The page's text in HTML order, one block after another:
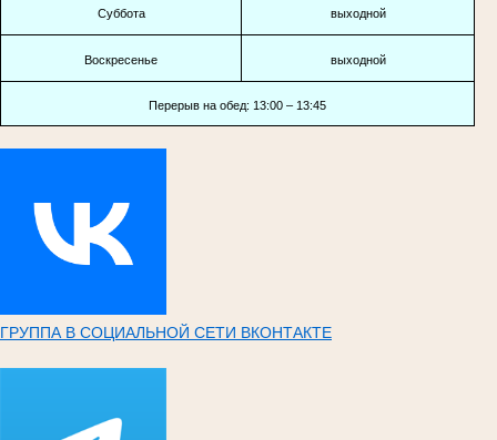
Суббота выходной
Воскресенье выходной
Перерыв на обед: 13:00 – 13:45
ГРУППА В СОЦИАЛЬНОЙ СЕТИ ВКОНТАКТЕ